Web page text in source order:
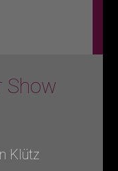
Show
Klütz